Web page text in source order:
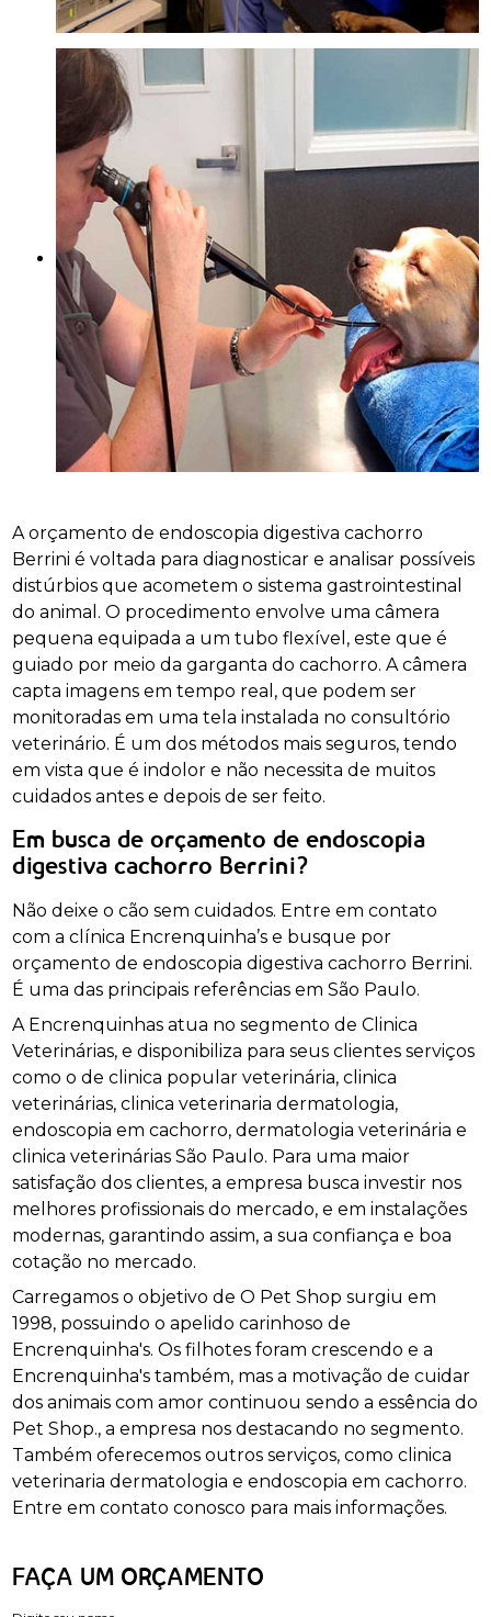
A orçamento de endoscopia digestiva cachorro
Berrini é voltada para diagnosticar e analisar possíveis
distúrbios que acometem o sistema gastrointestinal
do animal. O procedimento envolve uma câmera
pequena equipada a um tubo flexível, este que é
guiado por meio da garganta do cachorro. A câmera
capta imagens em tempo real, que podem ser
monitoradas em uma tela instalada no consultório
veterinário. É um dos métodos mais seguros, tendo
em vista que é indolor e não necessita de muitos
cuidados antes e depois de ser feito.
Em busca de orçamento de endoscopia
digestiva cachorro Berrini?
Não deixe o cão sem cuidados. Entre em contato
com a clínica Encrenquinha’s e busque por
orçamento de endoscopia digestiva cachorro Berrini.
É uma das principais referências em São Paulo.
A Encrenquinhas atua no segmento de Clinica
Veterinárias, e disponibiliza para seus clientes serviços
como o de clinica popular veterinária, clinica
veterinárias, clinica veterinaria dermatologia,
endoscopia em cachorro, dermatologia veterinária e
clinica veterinárias São Paulo. Para uma maior
satisfação dos clientes, a empresa busca investir nos
melhores profissionais do mercado, e em instalações
modernas, garantindo assim, a sua confiança e boa
cotação no mercado.
Carregamos o objetivo de O Pet Shop surgiu em
1998, possuindo o apelido carinhoso de
Encrenquinha's. Os filhotes foram crescendo e a
Encrenquinha's também, mas a motivação de cuidar
dos animais com amor continuou sendo a essência do
Pet Shop., a empresa nos destacando no segmento.
Também oferecemos outros serviços, como clinica
veterinaria dermatologia e endoscopia em cachorro.
Entre em contato conosco para mais informações.
FAÇA UM ORÇAMENTO